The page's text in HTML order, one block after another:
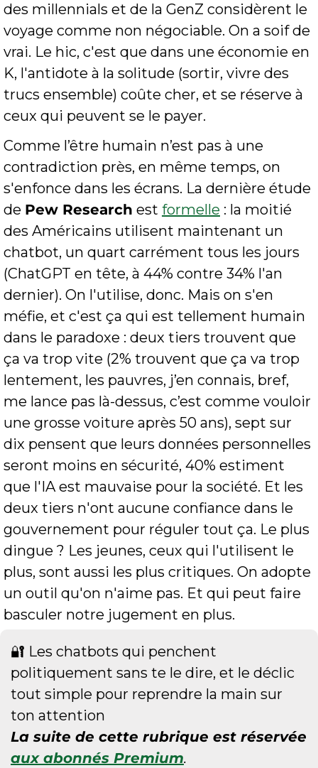
des millennials et de la GenZ considèrent le
voyage comme non négociable. On a soif de
vrai. Le hic, c'est que dans une économie en
K, l'antidote à la solitude (sortir, vivre des
trucs ensemble) coûte cher, et se réserve à
ceux qui peuvent se le payer.
Comme l’être humain n’est pas à une
contradiction près, en même temps, on
s'enfonce dans les écrans. La dernière étude
de Pew Research est formelle : la moitié
des Américains utilisent maintenant un
chatbot, un quart carrément tous les jours
(ChatGPT en tête, à 44% contre 34% l'an
dernier). On l'utilise, donc. Mais on s'en
méfie, et c'est ça qui est tellement humain
dans le paradoxe : deux tiers trouvent que
ça va trop vite (2% trouvent que ça va trop
lentement, les pauvres, j’en connais, bref,
me lance pas là-dessus, c’est comme vouloir
une grosse voiture après 50 ans), sept sur
dix pensent que leurs données personnelles
seront moins en sécurité, 40% estiment
que l'IA est mauvaise pour la société. Et les
deux tiers n'ont aucune confiance dans le
gouvernement pour réguler tout ça. Le plus
dingue ? Les jeunes, ceux qui l'utilisent le
plus, sont aussi les plus critiques. On adopte
un outil qu'on n'aime pas. Et qui peut faire
basculer notre jugement en plus.
🔐 Les chatbots qui penchent
politiquement sans te le dire, et le déclic
tout simple pour reprendre la main sur
ton attention
aux abonnés Premium.